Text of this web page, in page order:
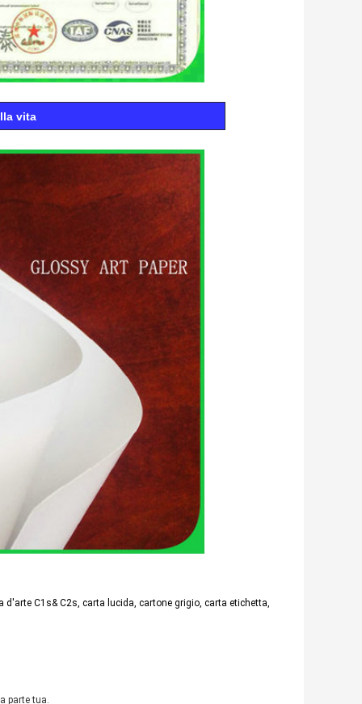
vita
C1s& C2s, carta lucida, cartone grigio, carta etichetta,
parte tua.